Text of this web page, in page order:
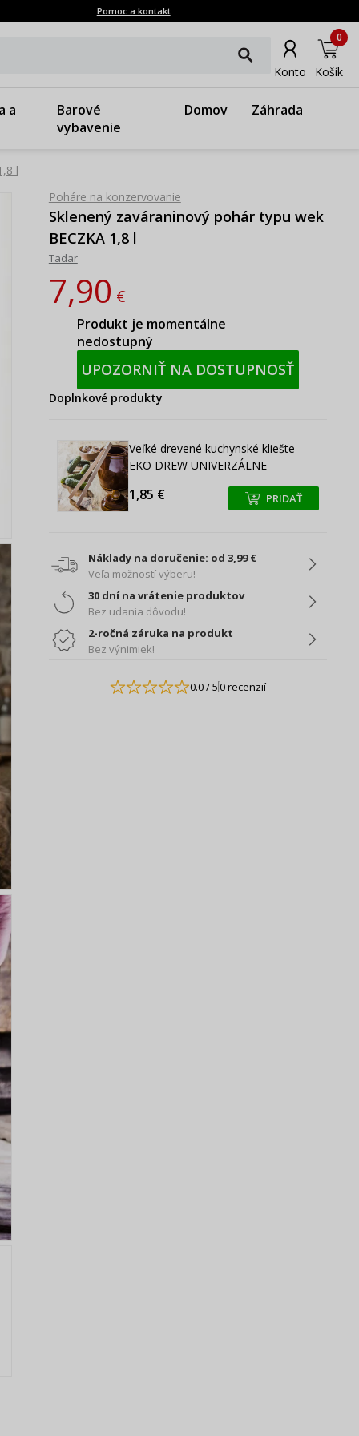
Pomoc a kontakt
Konto Košík
0
a
Barové
vybavenie
Domov Záhrada
l
Poháre na konzervovanie
Sklenený zaváraninový pohár typu wek
BECZKA 1,8 l
Tadar
7,90€
Produkt je momentálne
nedostupný
UPOZORNIŤ NA DOSTUPNOSŤ
Doplnkové produkty
Veľké drevené kuchynské kliešte
EKO DREW UNIVERZÁLNE
1,85 € +
+ PRIDAŤ
Náklady na doručenie: od 3,99 €
Veľa možností výberu!
30 dní na vrátenie produktov
Bez udania dôvodu!
2-ročná záruka na produkt
Bez výnimiek!
0.0/ 50 recenzií